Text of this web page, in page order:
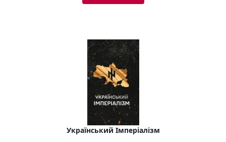
Український Імперіалізм